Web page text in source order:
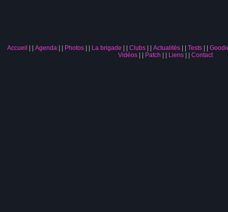
Accueil Agenda| Photos| La brigade Clubs| Actualités| Tests|
Vidéos| Patch Liens| Contact